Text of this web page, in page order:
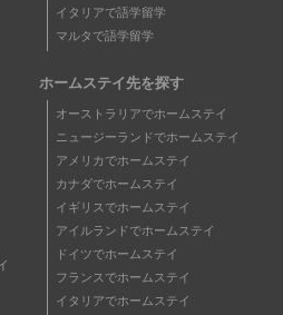
イタリアで語学留学
マルタで語学留学
ホームステイ先を探す
オーストラリアでホームステイ
ニュージーランドでホームステイ
アメリカでホームステイ
カナダでホームステイ
イギリスでホームステイ
アイルランドでホームステイ
ドイツでホームステイ
フランスでホームステイ
イタリアでホームステイ